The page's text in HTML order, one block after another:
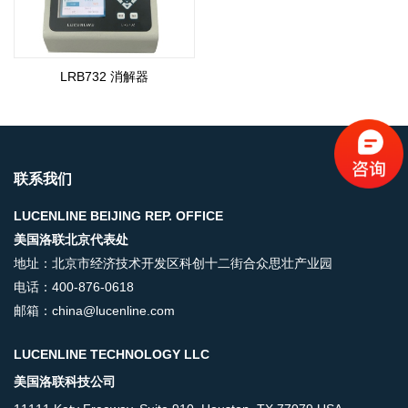
LRB732 消解器
联系我们
LUCENLINE BEIJING REP. OFFICE
美国洛联北京代表处
地址：北京市经济技术开发区科创十二街合众思壮产业园
电话：400-876-0618
邮箱：china@lucenline.com
LUCENLINE TECHNOLOGY LLC
美国洛联科技公司